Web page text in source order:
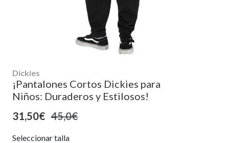
Dickies
¡Pantalones Cortos Dickies para
Niños: Duraderos y Estilosos!
31,50€ 45,0€
Seleccionar talla